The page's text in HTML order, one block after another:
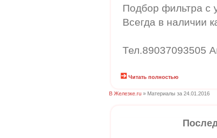
Подбор фильтра с
Всегда в наличии
Тел.89037093505
Читать полностью
В Железке.ru » Материалы за 24.01.2016